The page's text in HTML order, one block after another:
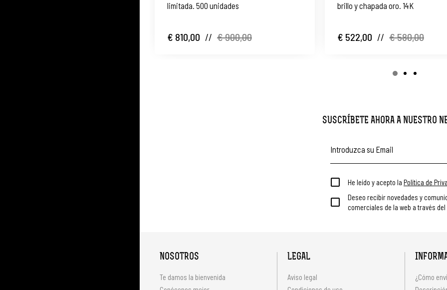
limitada. 500 unidades
€ 810,00 // € 900,00
brillo y chapada oro. 14K
€ 522,00 // € 580,00
SUSCRÍBETE AHORA A NUESTRO
He leído y acepto la Política de
Deseo recibir novedades y
comerciales de la web a través
NOSOTROS
Te damos la bienvenida
LEGAL
Aviso legal
¿Cómo